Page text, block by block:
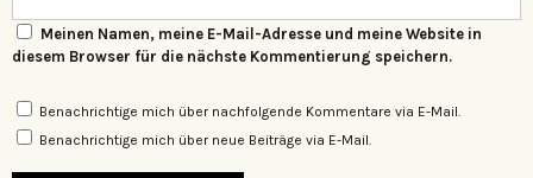
Meinen Namen, meine E-Mail-Adresse und meine Website in
diesem Browser für die nächste Kommentierung speichern.
Benachrichtige mich über nachfolgende Kommentare via E-Mail.
Benachrichtige mich über neue Beiträge via E-Mail.